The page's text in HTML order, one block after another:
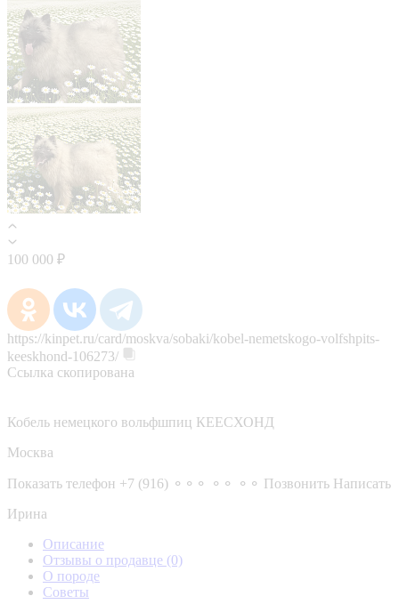
100 000 ₽
https://kinpet.ru/card/moskva/sobaki/kobel-nemetskogo-volfshpits-
keeskhond-106273/
Ссылка скопирована
Кобель немецкого вольфшпиц КЕЕСХОНД
Москва
Показать телефон +7 (916) ⚬⚬⚬ ⚬⚬ ⚬⚬ Позвонить Написать
Ирина
Описание
Отзывы о продавце (0)
О породе
Советы